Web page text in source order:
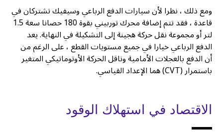
ومع ذلك ، نظرا لأن سيارات الدفع الرباعي وسيفيك تشتركان في
قاعدة ، فقد تتم إضافة محرك توربيني بقوة 180 حصانا سعة 1.5
لتر أو مجموعة نقل حركة هجينة إلى التشكيلة في النهاية. يعد
الدفع الرباعي خيارا في جميع مستويات القطع ، على الرغم من
أن الدفع بالعجلات الأمامية وناقل الحركة الأوتوماتيكي المتغير
باستمرار (CVT) هما الإعداد القياسي.
الاقتصاد في استهلاك الوقود